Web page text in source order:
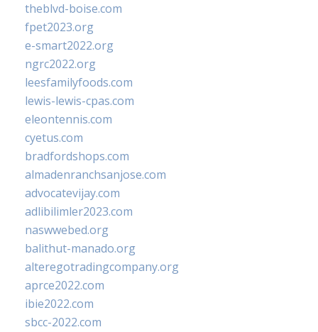
theblvd-boise.com
fpet2023.org
e-smart2022.org
ngrc2022.org
leesfamilyfoods.com
lewis-lewis-cpas.com
eleontennis.com
cyetus.com
bradfordshops.com
almadenranchsanjose.com
advocatevijay.com
adlibilimler2023.com
naswwebed.org
balithut-manado.org
alteregotradingcompany.org
aprce2022.com
ibie2022.com
sbcc-2022.com